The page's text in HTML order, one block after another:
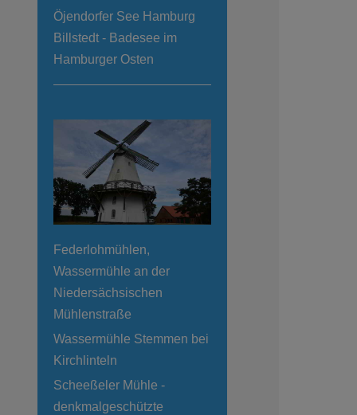
Öjendorfer See Hamburg
Billstedt - Badesee im
Hamburger Osten
Federlohmühlen,
Wassermühle an der
Niedersächsischen
Mühlenstraße
Wassermühle Stemmen bei
Kirchlinteln
Scheeßeler Mühle -
denkmalgeschützte